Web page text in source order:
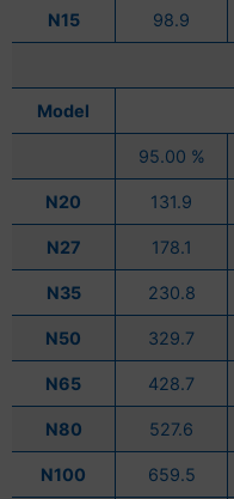
N15 98.9
Model
95.00 %
N20 131.9
N27 178.1
N35 230.8
N50 329.7
N65 428.7
N80 527.6
N100 659.5